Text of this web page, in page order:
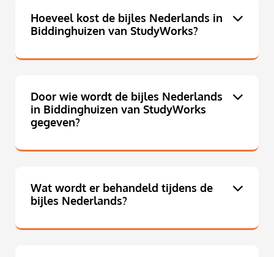
Hoeveel kost de bijles Nederlands in
Biddinghuizen van StudyWorks?
Door wie wordt de bijles Nederlands
in Biddinghuizen van StudyWorks
gegeven?
Wat wordt er behandeld tijdens de
bijles Nederlands?